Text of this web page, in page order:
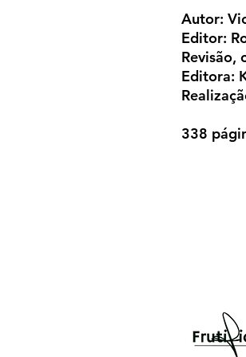
Autor:
Editor:
Revisão,
Editora:
338